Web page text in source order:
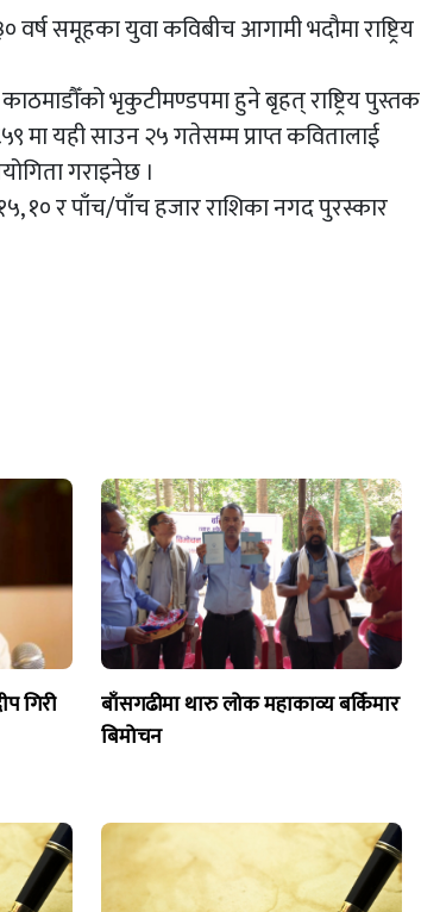
वर्ष समूहका युवा कविबीच आगामी भदौमा राष्ट्रिय
भृकुटीमण्डपमा हुने बृहत् राष्ट्रिय पुस्तक
मा यही साउन २५ गतेसम्म प्राप्त कवितालाई
गराइनेछ ।
१० र पाँच/पाँच हजार राशिका नगद पुरस्कार
गिरी
बाँसगढीमा थारु लोक महाकाव्य बर्किमार
बिमोचन